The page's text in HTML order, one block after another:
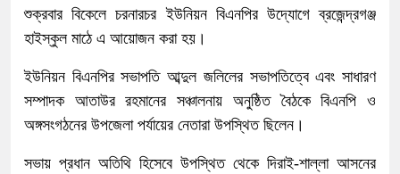
শুক্রবার বিকেলে চরনারচর ইউনিয়ন বিএনপির উদ্যোগে ব্রজেন্দ্রগঞ্জ
হাইস্কুল মাঠে এ আয়োজন করা হয়।
ইউনিয়ন বিএনপির সভাপতি আব্দুল জলিলের সভাপতিত্বে এবং সাধারণ
সম্পাদক আতাউর রহমানের সঞ্চালনায় অনুষ্ঠিত বৈঠকে বিএনপি ও
অঙ্গসংগঠনের উপজেলা পর্যায়ের নেতারা উপস্থিত ছিলেন।
সভায় প্রধান অতিথি হিসেবে উপস্থিত থেকে দিরাই-শাল্লা আসনের